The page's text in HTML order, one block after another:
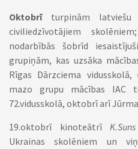
Oktobrīturpinām latviešu
civiliedzīvotājiem
nodarbībās šobrīd
grupiņām, kas uzsāka
Rīgas Dārzciema
mazo grupu mācības IAC
72.vidusskolā, oktobrī arī
19.oktobrī kinoteātrī K.Suns
Ukrainas skolēniem un